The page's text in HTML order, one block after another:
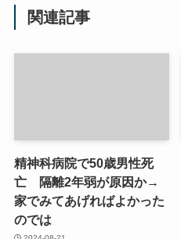
関連記事
精神科病院で50歳男性死
亡 隔離2年弱が原因か→
家でみてあげればよかった
のでは